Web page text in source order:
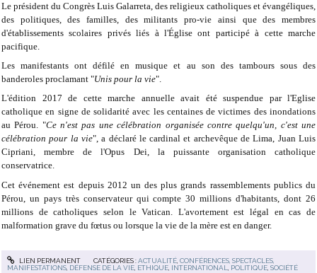
Le président du Congrès Luis Galarreta, des religieux catholiques et évangéliques,
des politiques, des familles, des militants pro-vie ainsi que des membres
d'établissements scolaires privés liés à l'Église ont participé à cette marche
pacifique.
Les manifestants ont défilé en musique et au son des tambours sous des
banderoles proclamant "Unis pour la vie".
L'édition 2017 de cette marche annuelle avait été suspendue par l'Eglise
catholique en signe de solidarité avec les centaines de victimes des inondations
au Pérou. "Ce n'est pas une célébration organisée contre quelqu'un, c'est une
célébration pour la vie", a déclaré le cardinal et archevêque de Lima, Juan Luis
Cipriani, membre de l'Opus Dei, la puissante organisation catholique
conservatrice.
Cet événement est depuis 2012 un des plus grands rassemblements publics du
Pérou, un pays très conservateur qui compte 30 millions d'habitants, dont 26
millions de catholiques selon le Vatican. L'avortement est légal en cas de
malformation grave du fœtus ou lorsque la vie de la mère est en danger.
LIEN PERMANENT CATÉGORIES :ACTUALITÉ, CONFÉRENCES, SPECTACLES,
MANIFESTATIONS DÉFENSE DE LA VIE ETHIQUE INTERNATIONAL POLITIQUE ,SOCIÉTÉ